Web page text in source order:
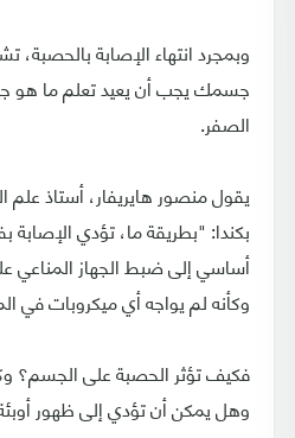
وبمجرد انتهاء الإصابة بالحصبة،
جسمك يجب أن يعيد تعلم ما هو
الصفر.
يقول منصور هايريفار، أستاذ علم
بكندا: "بطريقة ما، تؤدي
أساسي إلى ضبط الجهاز المناعي
وكأنه لم يواجه أي ميكروبات في
فكيف تؤثر الحصبة على الجسم؟
وهل يمكن أن تؤدي إلى ظهور